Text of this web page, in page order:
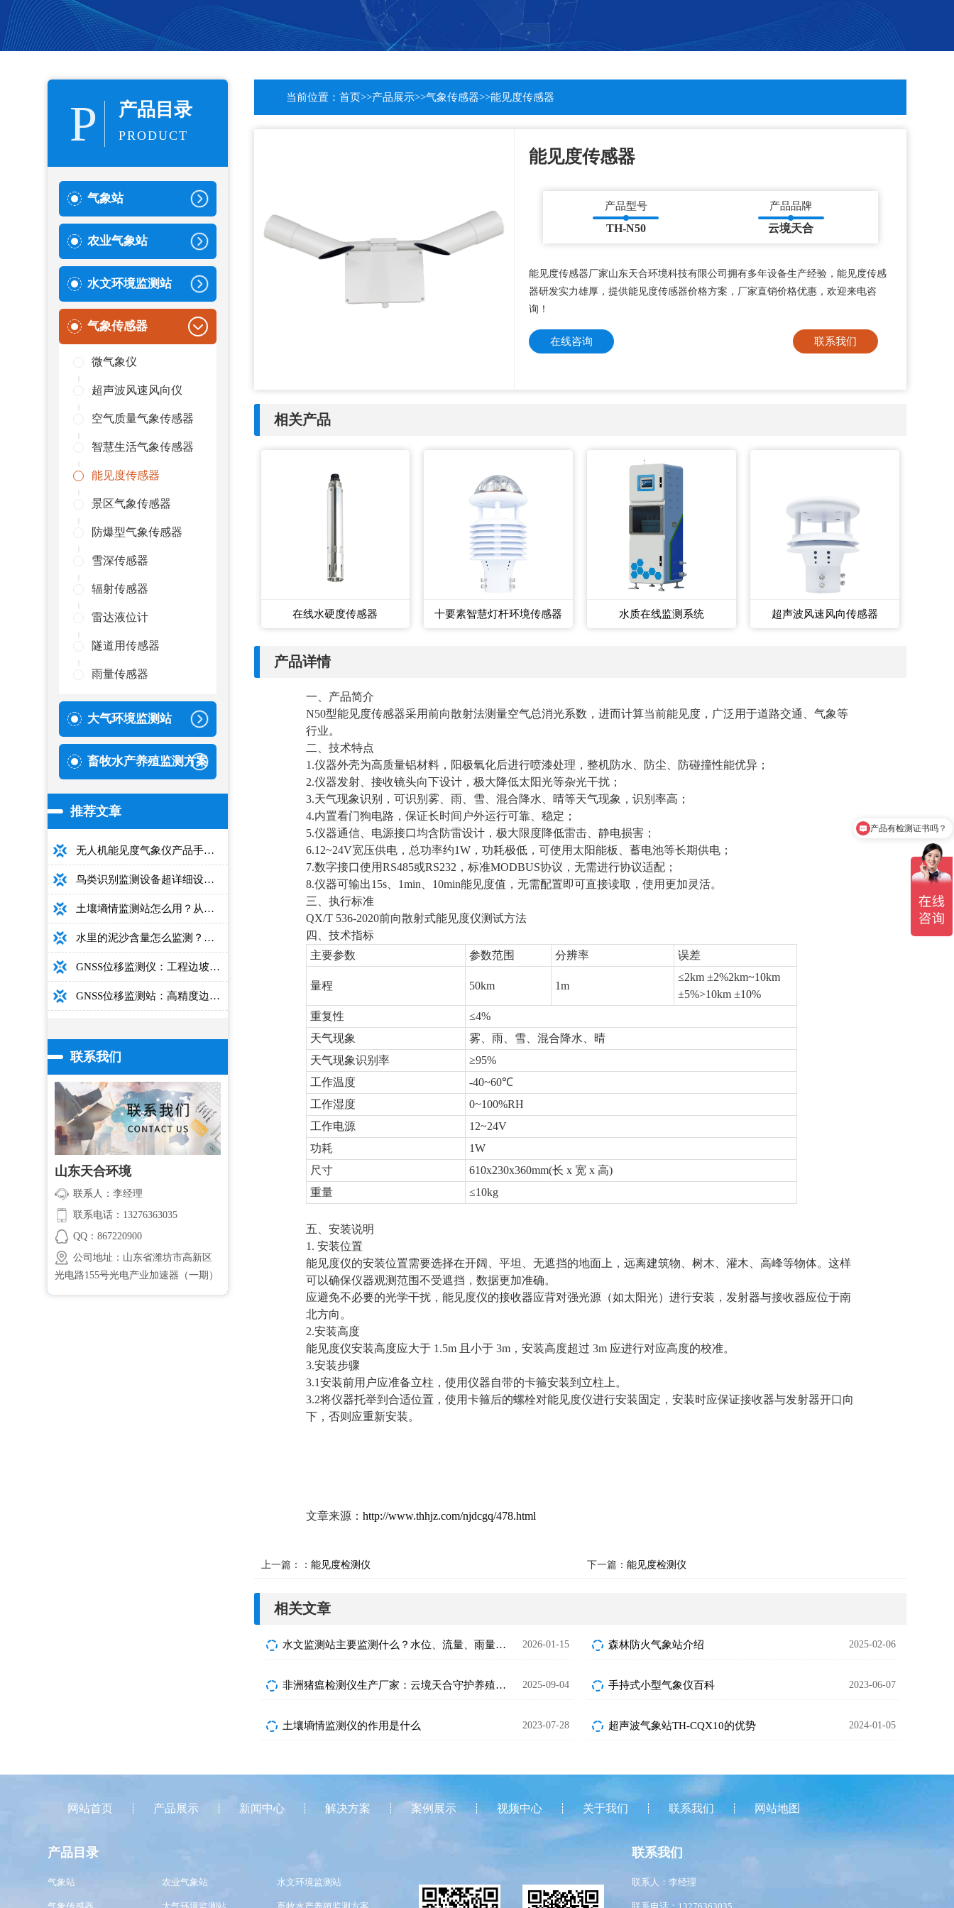
P 产品目录
PRODUCT
气象站
农业气象站
水文环境监测站
气象传感器
微气象仪
超声波风速风向仪
空气质量气象传感器
智慧生活气象传感器
能见度传感器
景区气象传感器
防爆型气象传感器
雪深传感器
辐射传感器
雷达液位计
隧道用传感器
雨量传感器
大气环境监测站
畜牧水产养殖监测方案
推荐文章
无人机能见度气象仪产品手册：型号推荐+详细性能参数+对比表+选购指南
鸟类识别监测设备超详细设备选型指南
土壤墒情监测站怎么用？从安装到数据解读的完整操作手册
水里的泥沙含量怎么监测？用这款光电测沙仪超方便！
GNSS位移监测仪：工程边坡毫米级高精度安全监测设备
GNSS位移监测站：高精度边坡大坝桥梁安全监测设备介绍
联系我们
山东天合环境
联系人：李经理
联系电话：13276363035
QQ：867220900
公司地址：山东省潍坊市高新区
光电路155号光电产业加速器（一期）
当前位置： 首页>>产品展示>>气象传感器>>能见度传感器
能见度传感器
产品型号
TH-N50
产品品牌
云境天合
能见度传感器厂家山东天合环境科技有限公司拥有多年设备生产经验，能见度传感
器研发实力雄厚，提供能见度传感器价格方案，厂家直销价格优惠，欢迎来电咨
询！
在线咨询 联系我们
相关产品
在线水硬度传感器 十要素智慧灯杆环境传感器 水质在线监测系统 超声波风速风向传感器
产品详情
一、产品简介
N50型能见度传感器采用前向散射法测量空气总消光系数，进而计算当前能见度，广泛用于道路交通、气象等
行业。
二、技术特点
1.仪器外壳为高质量铝材料，阳极氧化后进行喷漆处理，整机防水、防尘、防碰撞性能优异；
2.仪器发射、接收镜头向下设计，极大降低太阳光等杂光干扰；
3.天气现象识别，可识别雾、雨、雪、混合降水、晴等天气现象，识别率高；
4.内置看门狗电路，保证长时间户外运行可靠、稳定；
5.仪器通信、电源接口均含防雷设计，极大限度降低雷击、静电损害；
6.12~24V宽压供电，总功率约1W，功耗极低，可使用太阳能板、蓄电池等长期供电；
7.数字接口使用RS485或RS232，标准MODBUS协议，无需进行协议适配；
8.仪器可输出15s、1min、10min能见度值，无需配置即可直接读取，使用更加灵活。
三、执行标准
QX/T 536-2020前向散射式能见度仪测试方法
四、技术指标
主要参数
参数范围 分辨率 误差
量程 50km 1m
≤2km ±2%2km~10km
±5%>10km ±10%
重复性
≤4%
天气现象
雾、雨、雪、混合降水、晴
天气现象识别率
≥95%
工作温度
-40~60℃
工作湿度
0~100%RH
工作电源
12~24V
功耗
1W
尺寸
610x230x360mm(长 x 宽 x 高)
重量
≤10kg
五、安装说明
1. 安装位置
能见度仪的安装位置需要选择在开阔、平坦、无遮挡的地面上，远离建筑物、树木、灌木、高峰等物体。这样
可以确保仪器观测范围不受遮挡，数据更加准确。
应避免不必要的光学干扰，能见度仪的接收器应背对强光源（如太阳光）进行安装，发射器与接收器应位于南
北方向。
2.安装高度
能见度仪安装高度应大于 1.5m 且小于 3m，安装高度超过 3m 应进行对应高度的校准。
3.安装步骤
3.1安装前用户应准备立柱，使用仪器自带的卡箍安装到立柱上。
3.2将仪器托举到合适位置，使用卡箍后的螺栓对能见度仪进行安装固定，安装时应保证接收器与发射器开口向
下，否则应重新安装。
文章来源：http://www.thhjz.com/njdcgq/478.html
上一篇：： 能见度检测仪 下一篇：能见度检测仪
相关文章
水文监测站主要监测什么？水位、流量、雨量指标解析 2026-01-15 森林防火气象站介绍 2025-02-06
非洲猪瘟检测仪生产厂家：云境天合守护养殖安全 2025-09-04 手持式小型气象仪百科 2023-06-07
土壤墒情监测仪的作用是什么 2023-07-28 超声波气象站TH-CQX10的优势 2024-01-05
网站首页 产品展示 新闻中心 解决方案 案例展示 视频中心 关于我们 联系我们 网站地图
产品目录
气象站 农业气象站 水文环境监测站
联系我们
联系人：李经理
产品有检测证书吗？